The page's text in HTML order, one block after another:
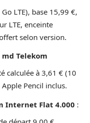
LTE), base 15,99 €,
LTE, enceinte
selon version.
md Telekom
calculée à 3,61 € (10
Pencil inclus.
Internet Flat 4.000 :